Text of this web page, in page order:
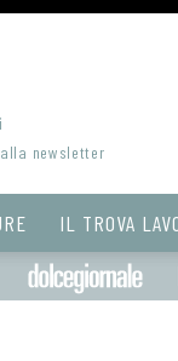
newsletter
IL TROVA
Bargiornale